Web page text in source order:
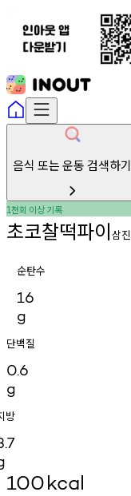
음식 또는 운동 검색하기
1천회 이상기록
초코찰떡파이삼진
순탄수
16
g
단백질
0.6
g
방
100kcal